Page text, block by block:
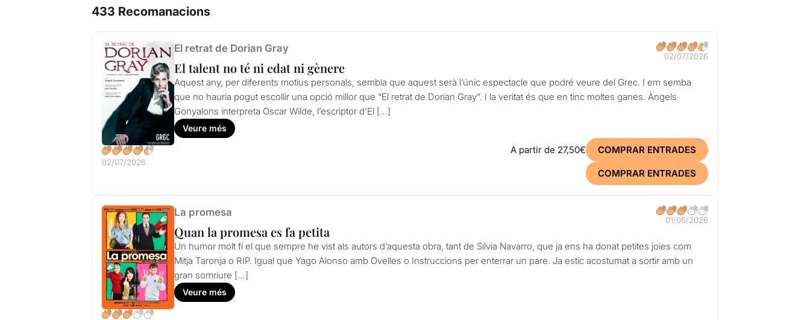
433 Recomanacions
02/07/2026
El retrat de Dorian Gray
02/07/2026
El talent no té ni edat ni gènere
Aquest any, per diferents motius personals, sembla que aquest serà l’únic espectacle que podré veure del Grec. I em semba
que no hauria pogut escollir una opció millor que “El retrat de Dorian Gray”. I la veritat és que en tinc moltes ganes. Àngels
Gonyalons interpreta Oscar Wilde, l’escriptor d’El […]
Veure més
A partir de 27,50€ COMPRAR ENTRADES
COMPRAR ENTRADES
La promesa
01/06/2026
Quan la promesa es fa petita
Un humor molt fí el que sempre he vist als autors d’aquesta obra, tant de Silvia Navarro, que ja ens ha donat petites joies com
Mitja Taronja o RIP. Igual que Yago Alonso amb Ovelles o Instruccions per enterrar un pare. Ja estic acostumat a sortir amb un
gran somriure […]
Veure més